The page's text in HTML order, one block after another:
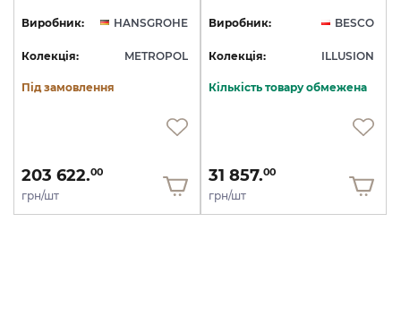
Виробник: HANSGROHE
Колекція: METROPOL
Під замовлення
203 622.00
грн/шт
Виробник: BESCO
Колекція: ILLUSION
Кількість товару обмежена
31 857.00
грн/шт